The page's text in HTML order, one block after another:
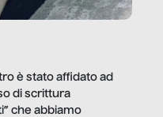
è stato affidato ad
di scrittura
che abbiamo